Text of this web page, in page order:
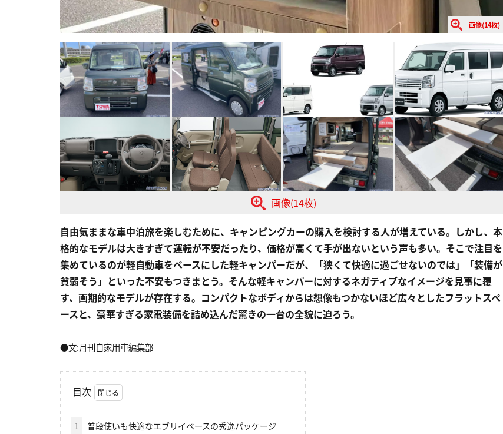
画像(14枚)
画像(14枚)
自由気ままな車中泊旅を楽しむために、キャンピングカーの購入を検討する人が増えている。しかし、本
格的なモデルは大きすぎて運転が不安だったり、価格が高くて手が出ないという声も多い。そこで注目を
集めているのが軽自動車をベースにした軽キャンパーだが、「狭くて快適に過ごせないのでは」「装備が
貧弱そう」といった不安もつきまとう。そんな軽キャンパーに対するネガティブなイメージを見事に覆
す、画期的なモデルが存在する。コンパクトなボディからは想像もつかないほど広々としたフラットスペ
ースと、豪華すぎる家電装備を詰め込んだ驚きの一台の全貌に迫ろう。
●文:月刊自家用車編集部
目次
1
普段使いも快適なエブリイベースの秀逸パッケージ